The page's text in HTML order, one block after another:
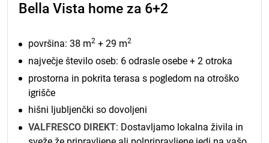
Bella Vista home za 6+2
površina: 38 m2 + 29 m2
največje število oseb: 6 odrasle osebe + 2 otroka
prostorna in pokrita terasa s pogledom na otroško
igrišče
hišni ljubljenčki so dovoljeni
VALFRESCO DIREKT: Dostavljamo lokalna živila in